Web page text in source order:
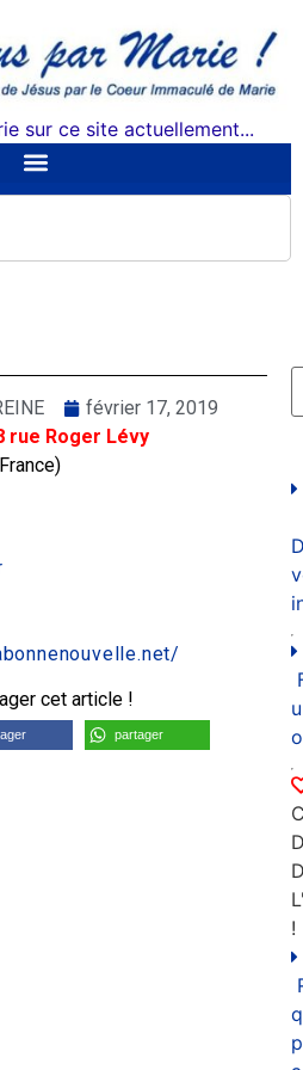
sur ce site actuellement...
février 17, 2019
rue Roger Lévy
cet article !
partager
!